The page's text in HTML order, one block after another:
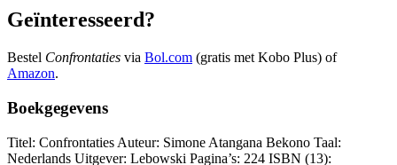
Geïnteresseerd?
Bestel Confrontaties via Bol.com (gratis met Kobo Plus) of
Amazon.
Boekgegevens
Titel: Confrontaties Auteur: Simone Atangana Bekono Taal:
Nederlands Uitgever: Lebowski Pagina’s: 224 ISBN (13):